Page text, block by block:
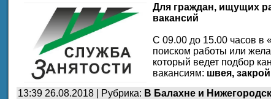
Для граждан, ищущих
вакансий
С 09.00 до 15.00 часов в
поиском работы или
который ведет подбор
вакансиям: швея,
13:39 26.08.2018 | Рубрика: В Балахне и